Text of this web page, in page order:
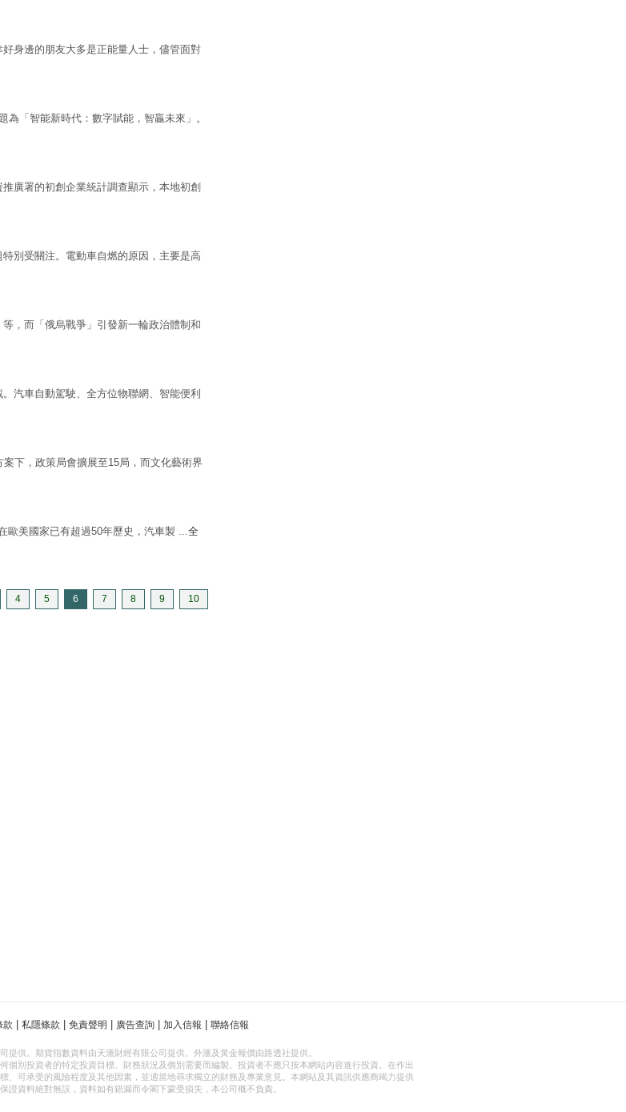
身邊的朋友大多是正能量人士，儘管面對
「智能新時代：數字賦能，智贏未來」。
廣署的初創企業統計調查顯示，本地初創
別受關注。電動車自燃的原因，主要是高
，而「俄烏戰爭」引發新一輪政治體制和
汽車自動駕駛、全方位物聯網、智能便利
下，政策局會擴展至15局，而文化藝術界
歐美國家已有超過50年歷史，汽車製 ...全
4 5 6 7 8 9 10
款 私隱條款 免責聲明 廣告查詢 加入信報 聯絡信報
提供。期貨指數資料由天滙財經有限公司提供。外滙及黃金報價由路透社提供。
個別投資者的特定投資目標、財務狀況及個別需要而編製。投資者不應只按本網站內容進行投資。在作出
、可承受的風險程度及其他因素，並適當地尋求獨立的財務及專業意見。本網站及其資訊供應商竭力提供
證資料絕對無誤，資料如有錯漏而令閣下蒙受損失，本公司概不負責。